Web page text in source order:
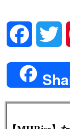
Facebook